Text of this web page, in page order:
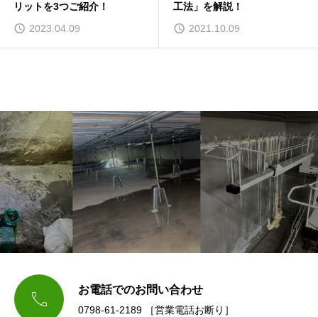
リットを3つご紹介！
2023.04.09
工法」を解説！
2021.10.09
 お電話でのお問い合わせ
0798-61-2189 ［営業電話お断り］